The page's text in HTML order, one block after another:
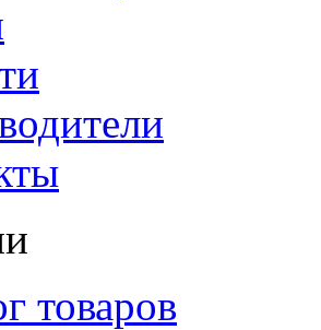
товаров